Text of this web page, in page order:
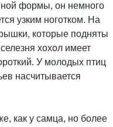
формы, он немного
узким ноготком. На
которые подняты
хохол имеет
У молодых птиц
насчитывается
как у самца, но более